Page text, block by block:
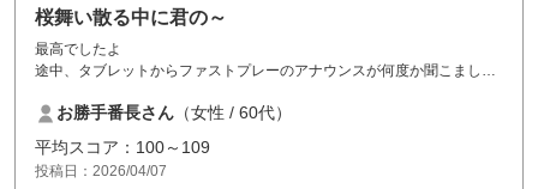
桜舞い散る中に君の～
最高でしたよ
途中、タブレットからファストプレーのアナウンスが何度か聞こました
た訳でもなく、後ろにも待たせる迷惑はかけていませんでしたので敢え
て無視しましたが。お昼が最高に美味しかったです、システムもプレー
ヤーに神!!2種類チャイニーズフーズが選べて完食したら更にひと皿どう
ぞとか、明日も来たくなるやないかーい的なサービスでした。味もしっ
お勝手番長さん （女性 / 60代）
平均スコア：100～109
投稿日：2026/04/07